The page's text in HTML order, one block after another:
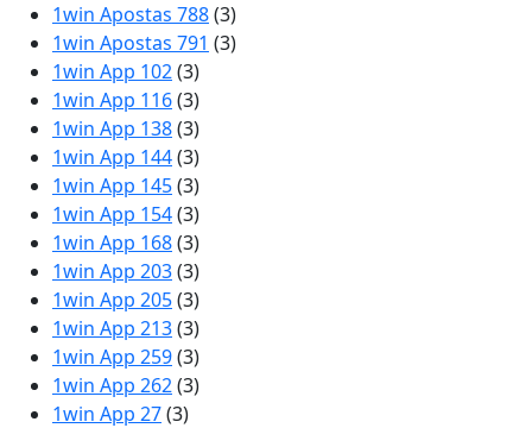
1win Apostas 788(3)
1win Apostas 791 (3)
1win App 102(3)
1win App 116(3)
1win App 138(3)
1win App 144(3)
1win App 145(3)
1win App 154(3)
1win App 168(3)
1win App 203(3)
1win App 205(3)
1win App 213(3)
1win App 259(3)
1win App 262(3)
1win App 27(3)